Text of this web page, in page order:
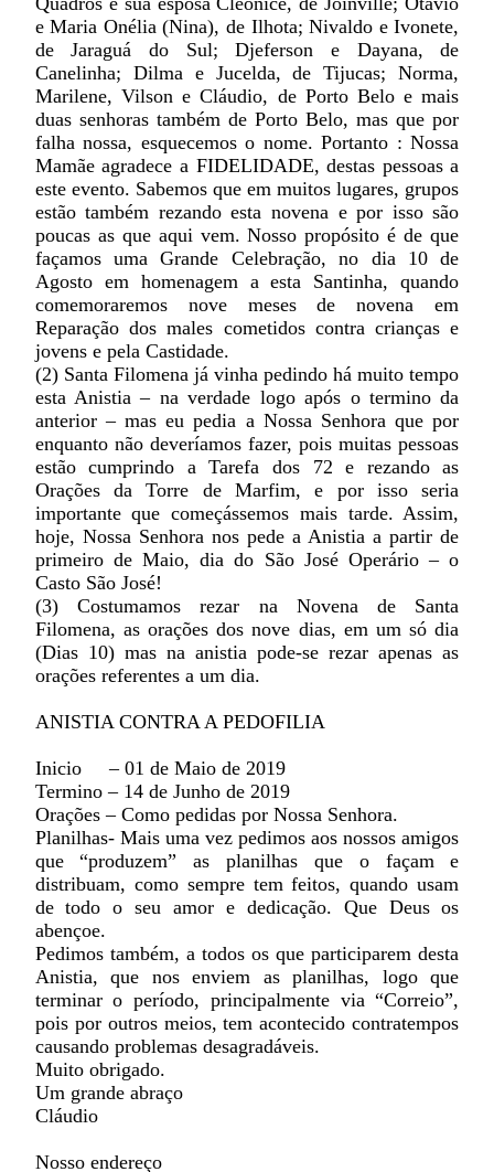
e Maria Onélia (Nina), de Ilhota; Nivaldo e Ivonete,
de Jaraguá do Sul; Djeferson e Dayana, de
Canelinha; Dilma e Jucelda, de Tijucas; Norma,
Marilene, Vilson e Cláudio, de Porto Belo e mais
duas senhoras também de Porto Belo, mas que por
falha nossa, esquecemos o nome. Portanto : Nossa
Mamãe agradece a FIDELIDADE, destas pessoas a
este evento. Sabemos que em muitos lugares, grupos
estão também rezando esta novena e por isso são
poucas as que aqui vem. Nosso propósito é de que
façamos uma Grande Celebração, no dia 10 de
Agosto em homenagem a esta Santinha, quando
comemoraremos nove meses de novena em
Reparação dos males cometidos contra crianças e
jovens e pela Castidade.
(2) Santa Filomena já vinha pedindo há muito tempo
esta Anistia – na verdade logo após o termino da
anterior – mas eu pedia a Nossa Senhora que por
enquanto não deveríamos fazer, pois muitas pessoas
estão cumprindo a Tarefa dos 72 e rezando as
Orações da Torre de Marfim, e por isso seria
importante que começássemos mais tarde. Assim,
hoje, Nossa Senhora nos pede a Anistia a partir de
primeiro de Maio, dia do São José Operário – o
Casto São José!
(3)
Costumamos rezar na Novena de Santa
Filomena, as orações dos nove dias, em um só dia
(Dias 10) mas na anistia pode-se rezar apenas as
orações referentes a um dia.
ANISTIA CONTRA A PEDOFILIA
Inicio – 01 de Maio de 2019
Termino – 14 de Junho de 2019
Orações – Como pedidas por Nossa Senhora.
Planilhas- Mais uma vez pedimos aos nossos amigos
que “produzem” as planilhas que o façam e
distribuam, como sempre tem feitos, quando usam
de todo o seu amor e dedicação. Que Deus os
abençoe.
Pedimos também, a todos os que participarem desta
Anistia, que nos enviem as planilhas, logo que
terminar o período, principalmente via “Correio”,
pois por outros meios, tem acontecido contratempos
causando problemas desagradáveis.
Muito obrigado.
Um grande abraço
Cláudio
Nosso endereço